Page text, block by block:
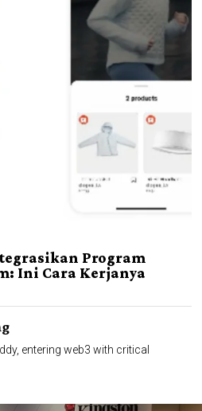
Program
Ini Cara Kerjanya
entering web3 with critical